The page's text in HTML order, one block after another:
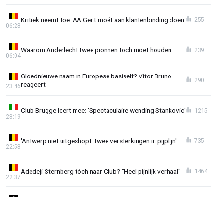
Kritiek neemt toe: AA Gent moét aan klantenbinding doen
06:23
255
Waarom Anderlecht twee pionnen toch moet houden
06:04
239
Gloednieuwe naam in Europese basiself? Vitor Bruno
reageert
23:46
290
Club Brugge loert mee: 'Spectaculaire wending Stankovic'
23:19
1215
'Antwerp niet uitgeshopt: twee versterkingen in pijplijn'
22:53
735
Adedeji-Sternberg tóch naar Club? "Heel pijnlijk verhaal"
22:37
1464